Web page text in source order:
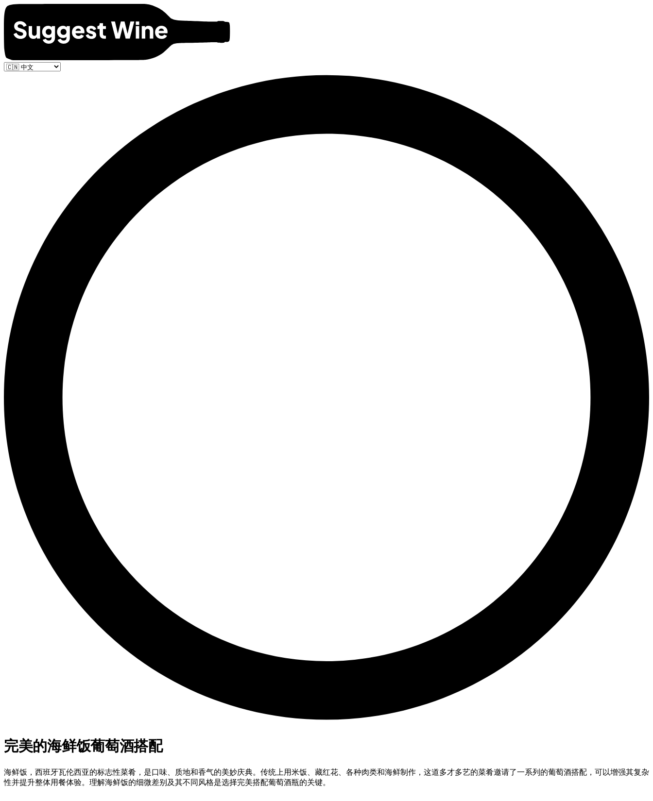
完美的海鲜饭葡萄酒搭配
海鲜饭，西班牙瓦伦西亚的标志性菜肴，是口味、质地和香气的美妙庆典。传统上用米饭、藏红花、各种肉类和海鲜制作，这道多才多艺的菜肴邀请了一系列的葡萄酒搭配，可以增强其复杂
性并提升整体用餐体验。理解海鲜饭的细微差别及其不同风格是选择完美搭配葡萄酒瓶的关键。